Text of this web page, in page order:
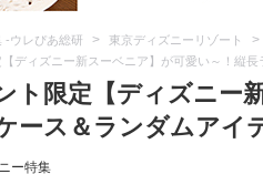
-ウレぴあ総研 > 東京ディズニーリゾート >
ディズニー新スーベニア】が可愛い～！縦
ト限定【ディズニー
ース＆ランダムアイ
ー特集